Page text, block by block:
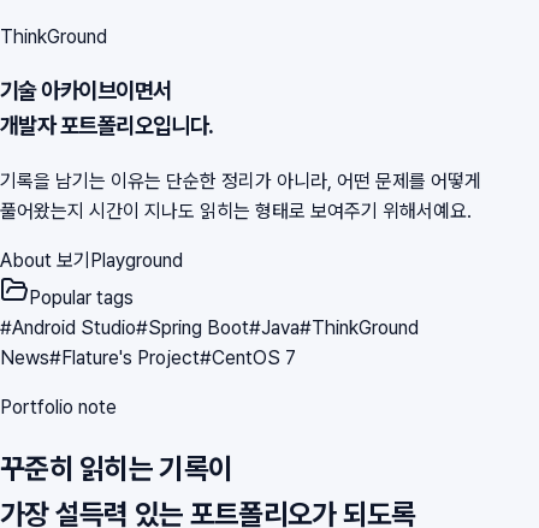
ThinkGround
기술 아카이브이면서
개발자 포트폴리오입니다.
기록을 남기는 이유는 단순한 정리가 아니라, 어떤 문제를 어떻게
풀어왔는지 시간이 지나도 읽히는 형태로 보여주기 위해서예요.
About 보기Playground
Popular tags
#Android Studio#Spring Boot#Java#ThinkGround
News#Flature's Project#CentOS 7
Portfolio note
꾸준히 읽히는 기록이
가장 설득력 있는 포트폴리오가 되도록